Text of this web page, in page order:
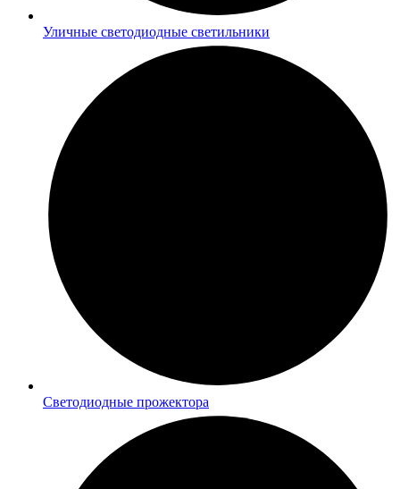
Уличные светодиодные светильники
Светодиодные прожектора